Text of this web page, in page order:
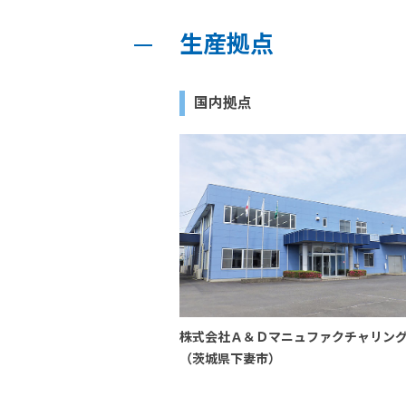
生産拠点
国内拠点
株式会社Ａ＆Ｄマニュファクチャリン
（茨城県下妻市）